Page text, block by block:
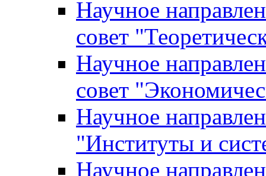
Научное
совет
Научное
совет
Научное
"Институты и
Научное